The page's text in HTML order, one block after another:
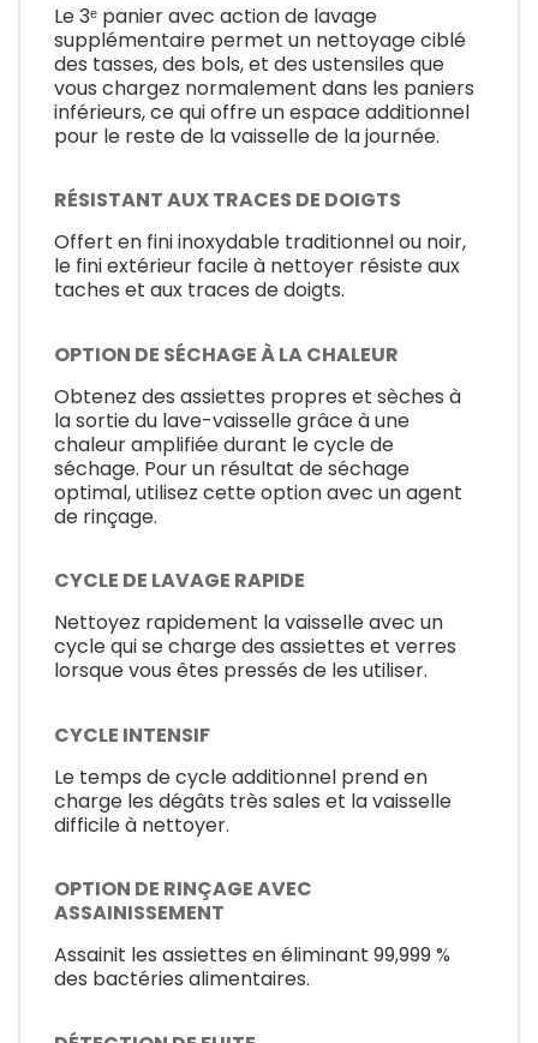
Le 3ᵉ panier avec action de lavage
supplémentaire permet un nettoyage ciblé
des tasses, des bols, et des ustensiles que
vous chargez normalement dans les paniers
inférieurs, ce qui offre un espace additionnel
pour le reste de la vaisselle de la journée.
RÉSISTANT AUX TRACES DE DOIGTS
Offert en fini inoxydable traditionnel ou noir,
le fini extérieur facile à nettoyer résiste aux
taches et aux traces de doigts.
OPTION DE SÉCHAGE À LA CHALEUR
Obtenez des assiettes propres et sèches à
la sortie du lave-vaisselle grâce à une
chaleur amplifiée durant le cycle de
séchage. Pour un résultat de séchage
optimal, utilisez cette option avec un agent
de rinçage.
CYCLE DE LAVAGE RAPIDE
Nettoyez rapidement la vaisselle avec un
cycle qui se charge des assiettes et verres
lorsque vous êtes pressés de les utiliser.
CYCLE INTENSIF
Le temps de cycle additionnel prend en
charge les dégâts très sales et la vaisselle
difficile à nettoyer.
OPTION DE RINÇAGE AVEC
ASSAINISSEMENT
Assainit les assiettes en éliminant 99,999 %
des bactéries alimentaires.